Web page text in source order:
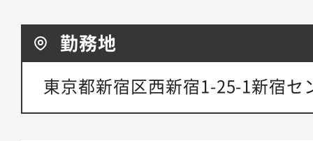
勤務地
東京都新宿区西新宿1-25-1新宿セ